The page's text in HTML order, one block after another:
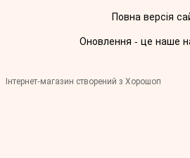
Повна версія
Оновлення - це наше
Інтернет-магазин створений з Хорошоп